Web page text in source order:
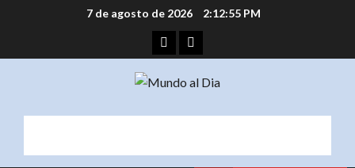
7 de agosto de 2026 2:12:55 PM
FacebookInstagram